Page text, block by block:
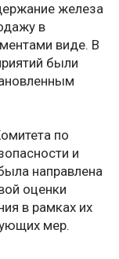
железа
в
виде. В
были
по
и
направлена
оценки
в рамках их
мер.